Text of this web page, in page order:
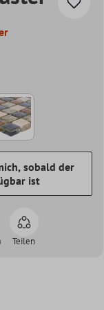
sobald der
ist
Teilen